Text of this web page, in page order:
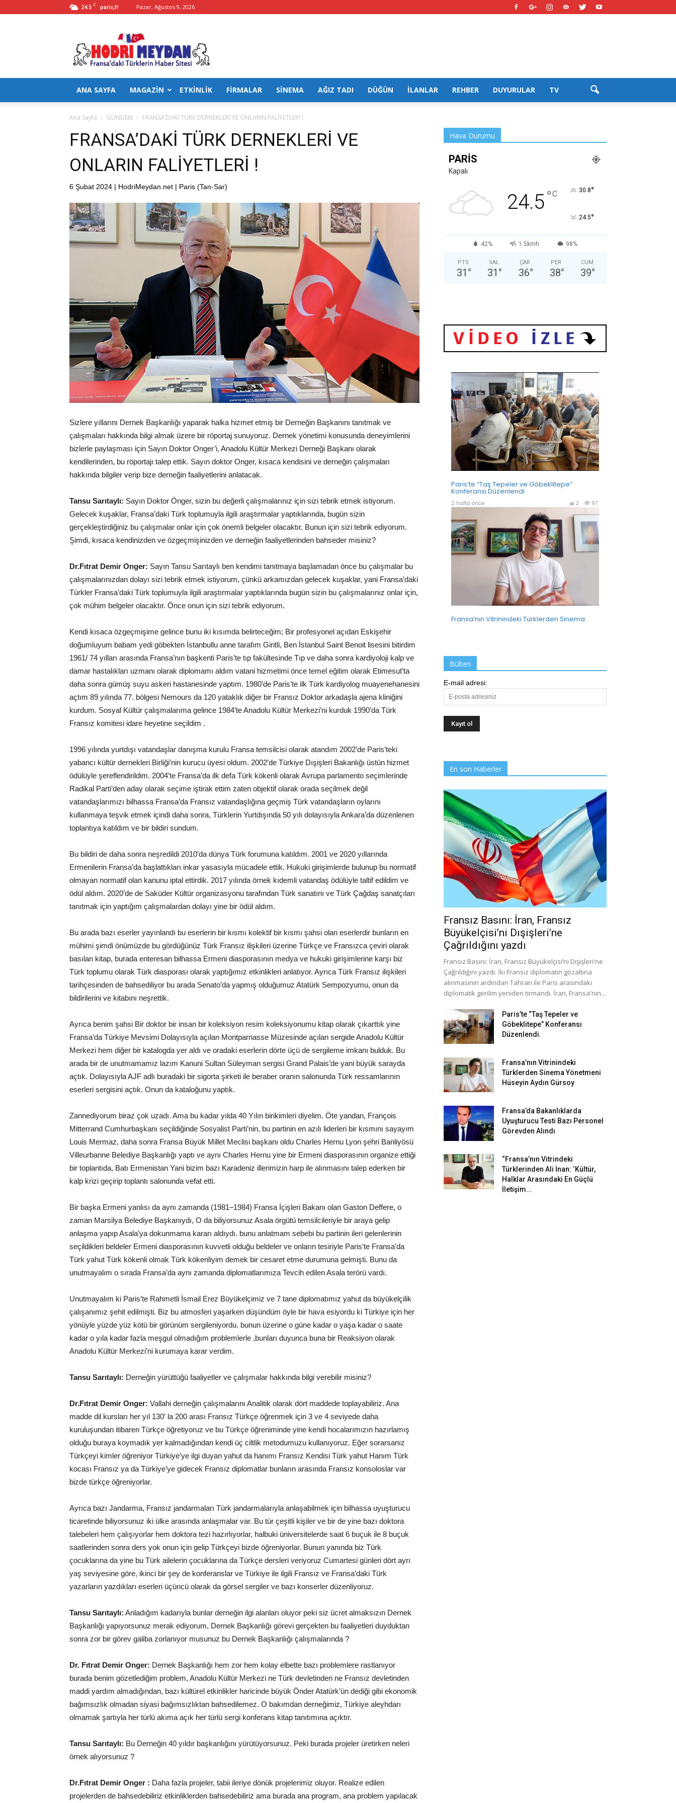
24.5 C paris,fr Pazar, Ağustos 9, 2026
Hodrimeydan
ANA SAYFA MAGAZİN ETKİNLİK FİRMALAR SİNEMA AĞIZ TADI DÜĞÜN İLANLAR REHBER DUYURULAR TV
Ana Sayfa GÜNDEM FRANSA’DAKİ TÜRK DERNEKLERİ VE ONLARIN FALİYETLERİ !
FRANSA’DAKİ TÜRK DERNEKLERİ VE
ONLARIN FALİYETLERİ !
6 Şubat 2024 | HodriMeydan.net | Paris (Tan-Sar)
Sizlere yıllarını Dernek Başkanlığı yaparak halka hizmet etmiş bir Derneğin Başkanını tanıtmak ve
çalışmaları hakkında bilgi almak üzere bir röportaj sunuyoruz. Dernek yönetimi konusunda deneyimlerini
bizlerle paylaşması için Sayın Doktor Onger’i, Anadolu Kültür Merkezi Derneği Başkanı olarak
kendilerinden, bu röportajı talep ettik. Sayın doktor Onger, kısaca kendisini ve derneğin çalışmaları
hakkında bilgiler verip bize derneğin faaliyetlerini anlatacak.
Tansu Sarıtaylı: Sayın Doktor Önger, sizin bu değerli çalışmalarınız için sizi tebrik etmek istiyorum.
Gelecek kuşaklar, Fransa’daki Türk toplumuyla ilgili araştırmalar yaptıklarında, bugün sizin
gerçekleştirdiğiniz bu çalışmalar onlar için çok önemli belgeler olacaktır. Bunun için sizi tebrik ediyorum.
Şimdi, kısaca kendinizden ve özgeçmişinizden ve derneğin faaliyetlerinden bahseder misiniz?
Dr.Fıtrat Demir Onger: Sayın Tansu Sarıtaylı ben kendimi tanıtmaya başlamadan önce bu çalışmalar bu
çalışmalarınızdan dolayı sizi tebrik etmek istiyorum, çünkü arkamızdan gelecek kuşaklar, yani Fransa’daki
Türkler Fransa’daki Türk toplumuyla ilgili araştırmalar yaptıklarında bugün sizin bu çalışmalarınız onlar için,
çok mühim belgeler olacaktır. Önce onun için sizi tebrik ediyorum.
Kendi kısaca özgeçmişime gelince bunu iki kısımda belirteceğim; Bir profesyonel açıdan Eskişehir
doğumluyum babam yedi göbekten İstanbullu anne tarafım Giritli, Ben İstanbul Saint Benoit lisesini bitirdim
1961/ 74 yılları arasında Fransa’nın başkenti Paris’te tıp fakültesinde Tıp ve daha sonra kardiyoloji kalp ve
damar hastalıkları uzmanı olarak diplomamı aldım vatani hizmetimi önce temel eğitim olarak Etimesut’ta
daha sonra gümüş suyu askeri hastanesinde yaptım. 1980’de Paris’te ilk Türk kardiyolog muayenehanesini
açtım 89 yılında 77. bölgesi Nemours da 120 yataklık diğer bir Fransız Doktor arkadaşla ajena kliniğini
kurdum. Sosyal Kültür çalışmalarıma gelince 1984’te Anadolu Kültür Merkezi’ni kurduk 1990’da Türk
Fransız komitesi idare heyetine seçildim .
1996 yılında yurtdışı vatandaşlar danışma kurulu Fransa temsilcisi olarak atandım 2002’de Paris’teki
yabancı kültür dernekleri Birliği’nin kurucu üyesi oldum. 2002’de Türkiye Dışişleri Bakanlığı üstün hizmet
ödülüyle şereflendirildim. 2004’te Fransa’da ilk defa Türk kökenli olarak Avrupa parlamento seçimlerinde
Radikal Parti’den aday olarak seçime iştirak ettim zaten objektif olarak orada seçilmek değil
vatandaşlarımızı bilhassa Fransa’da Fransız vatandaşlığına geçmiş Türk vatandaşların oylarını
kullanmaya teşvik etmek içindi daha sonra, Türklerin Yurtdışında 50 yılı dolayısıyla Ankara’da düzenlenen
toplantıya katıldım ve bir bildiri sundum.
Bu bildiri de daha sonra neşredildi 2010’da dünya Türk forumuna katıldım. 2001 ve 2020 yıllarında
Ermenilerin Fransa’da başlattıkları inkar yasasıyla mücadele ettik. Hukuki girişimlerde bulunup bu normatif
olmayan normatif olan kanunu iptal ettirdik. 2017 yılında örnek kıdemli vatandaş ödülüyle taltif edildim ve
ödül aldım. 2020’de de Saküder Kültür organizasyonu tarafından Türk sanatını ve Türk Çağdaş sanatçıları
tanıtmak için yaptığım çalışmalardan dolayı yine bir ödül aldım.
Bu arada bazı eserler yayınlandı bu eserlerin bir kısmı kolektif bir kısmı şahsi olan eserlerdir bunların en
mühimi şimdi önümüzde bu gördüğünüz Türk Fransız ilişkileri üzerine Türkçe ve Fransızca çeviri olarak
basılan kitap, burada enteresan bilhassa Ermeni diasporasının medya ve hukuki girişimlerine karşı biz
Türk toplumu olarak Türk diasporası olarak yaptığımız etkinlikleri anlatıyor. Ayrıca Türk Fransız ilişkileri
tarihçesinden de bahsediliyor bu arada Senato’da yapmış olduğumuz Atatürk Sempozyumu, onun da
bildirilerini ve kitabını neşrettik.
Ayrıca benim şahsi Bir doktor bir insan bir koleksiyon resim koleksiyonumu kitap olarak çıkarttık yine
Fransa’da Türkiye Mevsimi Dolayısıyla açılan Montparnasse Müzesinde açılan sergide Anadolu Kültür
Merkezi hem diğer bir katalogda yer aldı ve oradaki eserlerin dörte üçü de sergileme imkanı bulduk. Bu
arada bir de unutmamamız lazım Kanuni Sultan Süleyman sergisi Grand Palais’de yani büyük sarayda
açtık. Dolayısıyla AJF adlı buradaki bir sigorta şirketi ile beraber oranın salonunda Türk ressamlarının
eserleri sergisini açtık. Onun da kataloğunu yaptık.
Zannediyorum biraz çok uzadı. Ama bu kadar yılda 40 Yılın birikimleri diyelim. Öte yandan, François
Mitterrand Cumhurbaşkanı seçildiğinde Sosyalist Parti’nin, bu partinin en azılı liderleri bir kısmını sayayım
Louis Mermaz, daha sonra Fransa Büyük Millet Meclisi başkanı oldu Charles Hernu Lyon şehri Banliyösü
Villeurbanne Belediye Başkanlığı yaptı ve aynı Charles Hernu yine bir Ermeni diasporasının organize ettiği
bir toplantıda, Batı Ermenistan Yani bizim bazı Karadeniz illerimizin harp ile alınmasını talep ederken bir
kalp krizi geçirip toplantı salonunda vefat etti.
Bir başka Ermeni yanlısı da aynı zamanda (1981–1984) Fransa İçişleri Bakanı olan Gaston Deffere, o
zaman Marsilya Belediye Başkanıydı, O da biliyorsunuz Asala örgütü temsilcileriyle bir araya gelip
anlaşma yapıp Asala’ya dokunmama kararı aldıydı. bunu anlatmam sebebi bu partinin ileri gelenlerinin
seçildikleri beldeler Ermeni diasporasının kuvvetli olduğu beldeler ve onların tesiriyle Paris’te Fransa’da
Türk yahut Türk kökenli olmak Türk kökenliyim demek bir cesaret etme durumuna gelmişti. Bunu da
unutmayalım o sırada Fransa’da aynı zamanda diplomatlarımıza Tevcih edilen Asala terörü vardı.
Unutmayalım ki Paris’te Rahmetli İsmail Erez Büyükelçimiz ve 7 tane diplomatımız yahut da büyükelçilik
çalışanımız şehit edilmişti. Biz bu atmosferi yaşarken düşündüm öyle bir hava esiyordu ki Türkiye için her
yönüyle yüzde yüz kötü bir görünüm sergileniyordu. bunun üzerine o güne kadar o yaşa kadar o saate
kadar o yıla kadar fazla meşgul olmadığım problemlerle ,bunları duyunca buna bir Reaksiyon olarak
Anadolu Kültür Merkezi’ni kurumaya karar verdim.
Tansu Sarıtaylı: Derneğin yürüttüğü faaliyetler ve çalışmalar hakkında bilgi verebilir misiniz?
Dr.Fıtrat Demir Onger: Vallahi derneğin çalışmalarını Analitik olarak dört maddede toplayabiliriz. Ana
madde dil kursları her yıl 130′ la 200 arası Fransız Türkçe öğrenmek için 3 ve 4 seviyede daha
kuruluşundan itibaren Türkçe öğretiyoruz ve bu Türkçe öğreniminde yine kendi hocalarımızın hazırlamış
olduğu buraya koymadık yer kalmadığından kendi üç ciltlik metodumuzu kullanıyoruz. Eğer sorarsanız
Türkçeyi kimler öğreniyor Türkiye’ye ilgi duyan yahut da hanımı Fransız Kendisi Türk yahut Hanım Türk
kocası Fransız ya da Türkiye’ye gidecek Fransız diplomatlar bunların arasında Fransız konsoloslar var
bizde türkçe öğreniyorlar.
Ayrıca bazı Jandarma, Fransız jandarmaları Türk jandarmalarıyla anlaşabilmek için bilhassa uyuşturucu
ticaretinde biliyorsunuz iki ülke arasında anlaşmalar var. Bu tür çeşitli kişiler ve bir de yine bazı doktora
talebeleri hem çalışıyorlar hem doktora tezi hazırlıyorlar, halbuki üniversitelerde saat 6 buçuk ile 8 buçuk
saatlerinden sonra ders yok onun için gelip Türkçeyi bizde öğreniyorlar. Bunun yanında biz Türk
çocuklarına da yine bu Türk ailelerin çocuklarına da Türkçe dersleri veriyoruz Cumartesi günleri dört ayrı
yaş seviyesine göre, ikinci bir şey de konferanslar ve Türkiye ile ilgili Fransız ve Fransa’daki Türk
yazarların yazdıkları eserleri üçüncü olarak da görsel sergiler ve bazı konserler düzenliyoruz.
Tansu Sarıtaylı: Anladığım kadarıyla bunlar derneğin ilgi alanları oluyor peki siz ücret almaksızın Dernek
Başkanlığı yapıyorsunuz merak ediyorum, Dernek Başkanlığı görevi gerçekten bu faaliyetleri duyduktan
sonra zor bir görev galiba zorlanıyor musunuz bu Dernek Başkanlığı çalışmalarında ?
Dr. Fıtrat Demir Onger: Dernek Başkanlığı hem zor hem kolay elbette bazı problemlere rastlanıyor
burada benim gözetlediğim problem, Anadolu Kültür Merkezi ne Türk devletinden ne Fransız devletinden
maddi yardım almadığından, bazı kültürel etkinlikler haricinde büyük Önder Atatürk’ün dediği gibi ekonomik
bağımsızlık olmadan siyasi bağımsızlıktan bahsedilemez. O bakımdan derneğimiz, Türkiye aleyhdarı
olmamak şartıyla her türlü akıma açık her türlü sergi konferans kitap tanıtımına açıktır.
Tansu Sarıtaylı: Bu Derneğin 40 yıldır başkanlığını yürütüyorsunuz. Peki burada projeler üretirken neleri
örnek alıyorsunuz ?
Dr.Fıtrat Demir Onger : Daha fazla projeler, tabii ileriye dönük projelerimiz oluyor. Realize edilen
projelerden de bahsedebiliriz etkinliklerden bahsedebiliriz ama burada ana program, ana problem yapılacak
Hava Durumu
PARIS
Kapalı
24.5°C 30.8°
24.5°
42% 1.5kmh 98%
PTS
31 °
SAL
31 °
ÇAR
36°
PER
38°
CUM
39°
Bülten
E-mail adresi:
En son Haberler
Fransız Basını: İran, Fransız
Büyükelçisi’ni Dışişleri’ne
Çağrıldığını yazdı
Fransız Basını: İran, Fransız Büyükelçisi’ni Dışişleri'ne
Çağrıldığını yazdı. İki Fransız diplomatın gözaltına
alınmasının ardından Tahran ile Paris arasındaki
diplomatik gerilim yeniden tırmandı. İran, Fransa'nın...
Paris’te “Taş Tepeler ve
Göbeklitepe” Konferansı
Düzenlendi.
Fransa’nın Vitrinindeki
Türklerden Sinema Yönetmeni
Hüseyin Aydın Gürsoy
Fransa’da Bakanlıklarda
Uyuşturucu Testi Bazı Personel
Görevden Alındı
“Fransa’nın Vitrindeki
Türklerinden Ali İnan: ‘Kültür,
Halklar Arasındaki En Güçlü
İletişim...